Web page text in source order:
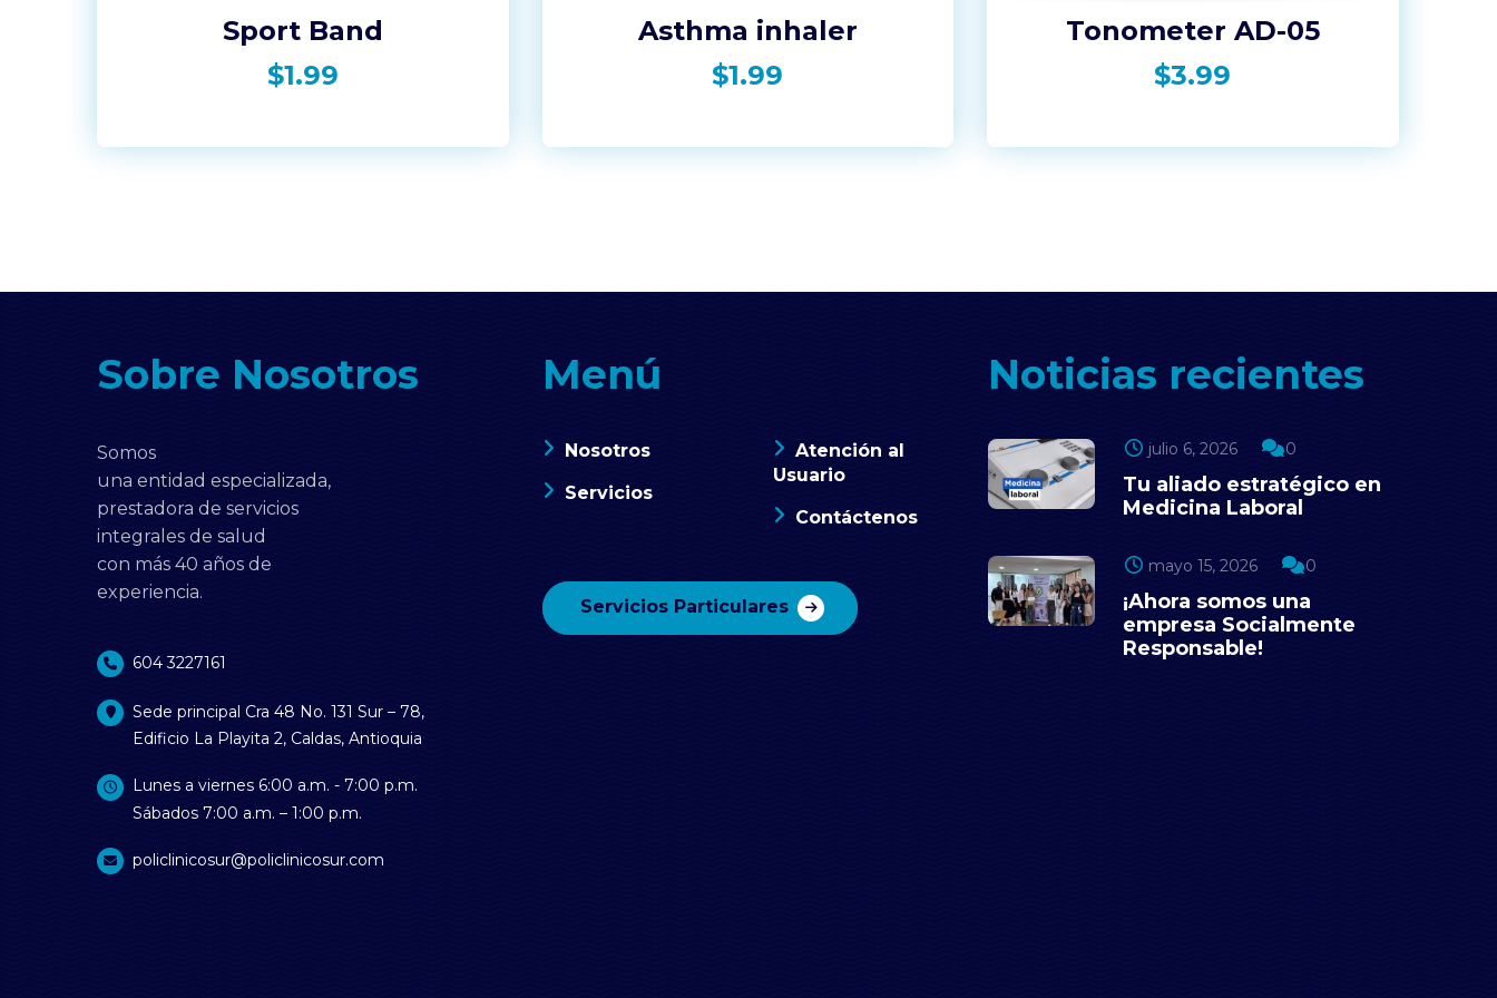
Sport Band
$1.99
Asthma inhaler
$1.99
Tonometer AD-05
$3.99
Sobre Nosotros
Somos
una entidad especializada,
prestadora de servicios
integrales de salud
con más 40 años de
experiencia.
604 3227161
Sede principal Cra 48 No. 131 Sur – 78,
Edificio La Playita 2, Caldas, Antioquia
Lunes a viernes 6:00 a.m. - 7:00 p.m.
Sábados 7:00 a.m. – 1:00 p.m.
policlinicosur@policlinicosur.com
Menú
Nosotros
Servicios
Atención al
Usuario
Contáctenos
Servicios Particulares
Noticias recientes
julio 6, 2026 0
Tu aliado estratégico en
Medicina Laboral
mayo 15, 2026 0
¡Ahora somos una
empresa Socialmente
Responsable!